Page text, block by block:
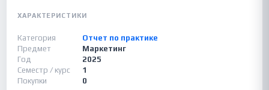
ХАРАКТЕРИСТИКИ
Категория
Отчет по практике
Предмет
Маркетинг
Год
2025
Семестр / курс
1
Покупки
0